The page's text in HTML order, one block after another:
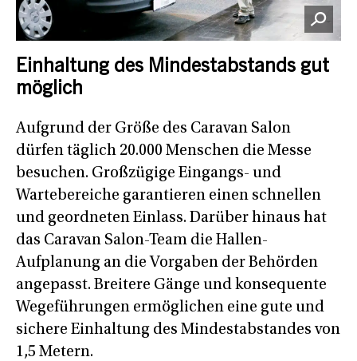
Einhaltung des Mindestabstands gut
möglich
Aufgrund der Größe des Caravan Salon
dürfen täglich 20.000 Menschen die Messe
besuchen. Großzügige Eingangs- und
Wartebereiche garantieren einen schnellen
und geordneten Einlass. Darüber hinaus hat
das Caravan Salon-Team die Hallen-
Aufplanung an die Vorgaben der Behörden
angepasst. Breitere Gänge und konsequente
Wegeführungen ermöglichen eine gute und
sichere Einhaltung des Mindestabstandes von
1,5 Metern.